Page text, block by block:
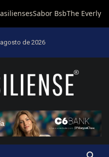
de 2026
trabalha por Brasília